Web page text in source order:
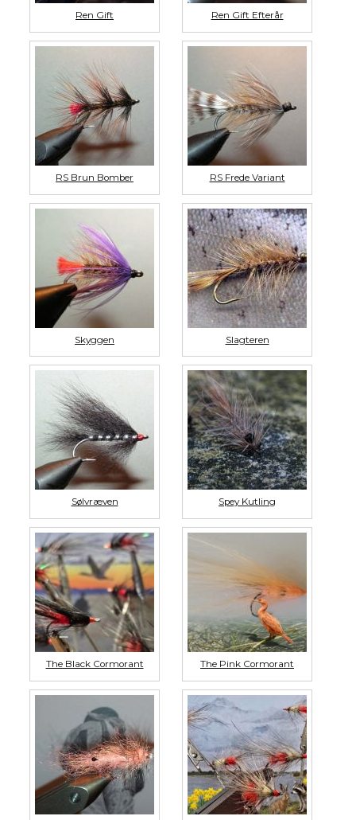
Ren Gift Ren Gift Efterår
RS Brun Bomber RS Frede Variant
Skyggen Slagteren
Sølvræven Spey Kutling
The Black Cormorant The Pink Cormorant